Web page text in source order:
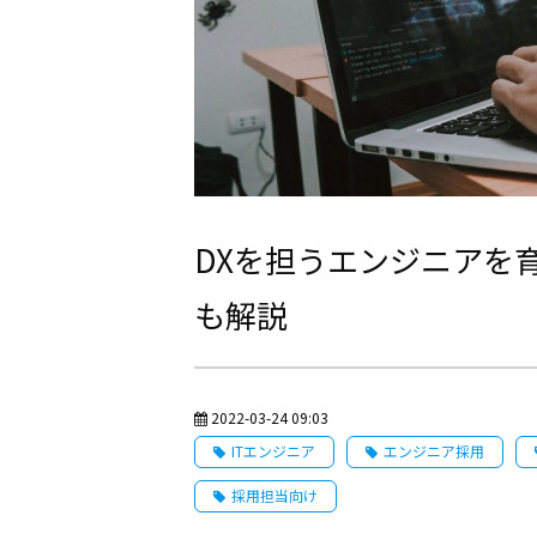
DXを担うエンジニアを
も解説
2022-03-24 09:03
ITエンジニア
エンジニア採用
採用担当向け